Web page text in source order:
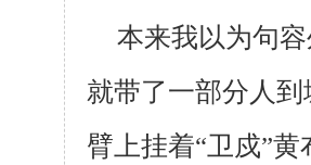
本来我以为句
就带了一部分人
臂上挂着“卫戍”